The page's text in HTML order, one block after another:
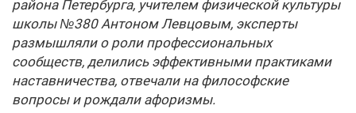
района Петербурга, учителем физической культуры
школы №380 Антоном Левцовым, эксперты
размышляли о роли профессиональных
сообществ, делились эффективными практиками
наставничества, отвечали на философские
вопросы и рождали афоризмы.